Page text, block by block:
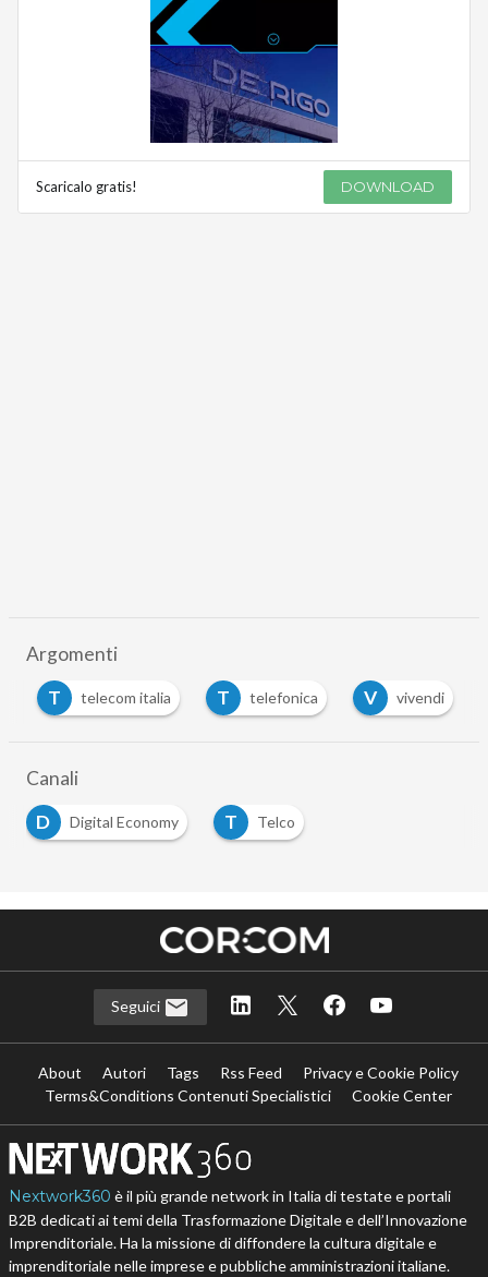
Scaricalo gratis! DOWNLOAD
Argomenti
T telecom italia T telefonica V vivendi
Canali
D
Digital Economy T Telco
Seguici
About Autori Tags Rss Feed
Privacy e Cookie Policy
Terms&Conditions Contenuti Specialistici
Cookie Center
Nextwork360 è il più grande network in Italia di testate e portali
B2B dedicati ai temi della Trasformazione Digitale e dell’Innovazione
Imprenditoriale. Ha la missione di diffondere la cultura digitale e
imprenditoriale nelle imprese e pubbliche amministrazioni italiane.